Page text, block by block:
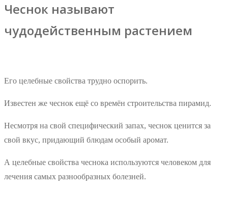
Чеснок называют
чудодейственным растением
Его целебные свойства трудно оспорить.
Известен же чеснок ещё со времён строительства пирамид.
Несмотря на свой специфический запах, чеснок ценится за
свой вкус, придающий блюдам особый аромат.
А целебные свойства чеснока используются человеком для
лечения самых разнообразных болезней.